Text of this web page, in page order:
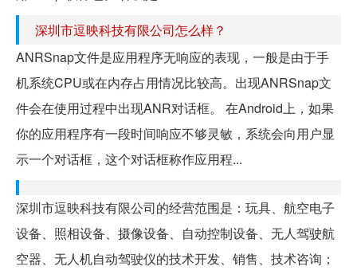
深圳市逗映科技有限公司怎么样？
ANRSnap文件是应用程序无响应的表现，一般是由于手
机系统CPU或在内存占用情况比较高。出现ANRSnap文
件会在使用过程中出现ANR对话框。 在Android上，如果
你的应用程序有一段时间响应不够灵敏，系统会向用户显
示一个对话框，这个对话框称作应用程...
深圳市逗映科技有限公司的经营范围是：玩具、航空电子
设备、照相设备、摄像设备、自动控制设备、无人驾驶航
空器、无人机自动驾驶仪的技术开发、销售、技术咨询；